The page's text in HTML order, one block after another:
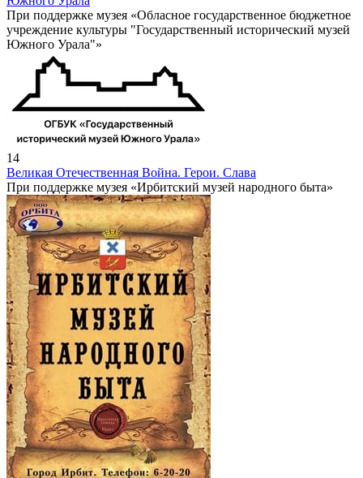
При поддержке музея «Обласное государственное бюджетное
учреждение культуры "Государственный исторический музей
Южного Урала"»
14
Великая Отечественная Война. Герои. Слава
При поддержке музея «Ирбитский музей народного быта»